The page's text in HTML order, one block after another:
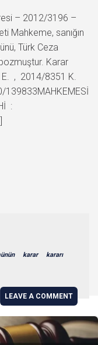
– 2012/3196 –
Mahkeme, sanığın
Türk Ceza
Karar
, 2014/8351 K.
:
karar kararı
LEAVE A COMMENT